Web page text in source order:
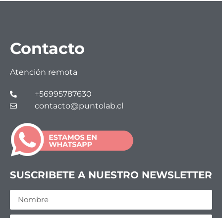
Contacto
Atención remota
+56995787630
contacto@puntolab.cl
SUSCRIBETE A NUESTRO NEWSLETTER